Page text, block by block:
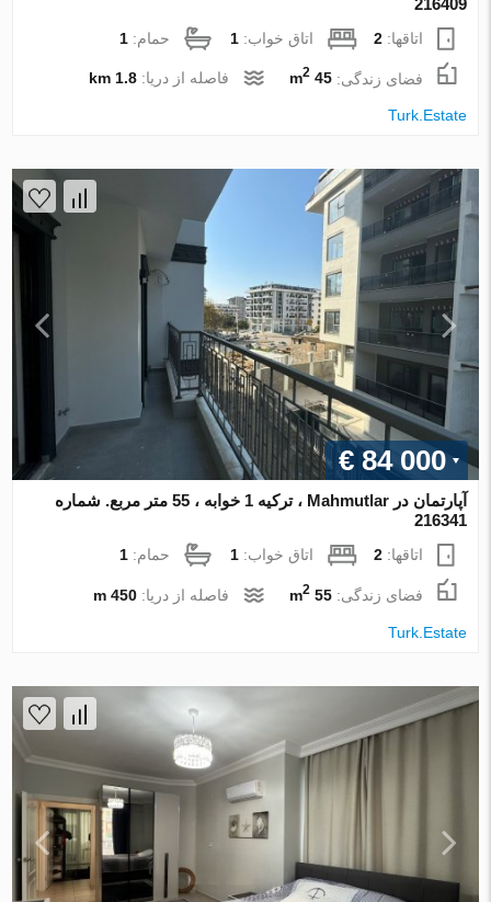
اتاقها:2 اتاق خواب:1 حمام:1
فضای زندگی:45 m
2 فاصله از دریا:1.8 km
Turk.Estate
€ 84 000
آپارتمان در Mahmutlar ، ترکیه 1 خوابه ، 55 متر مربع. شماره
216341
اتاقها:2 اتاق خواب:1 حمام:1
فضای زندگی:55 m
2 فاصله از دریا:450 m
Turk.Estate